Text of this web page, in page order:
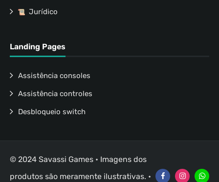
Jurídico
Landing Pages
Assistência consoles
Assistência controles
Desbloqueio switch
© 2024 Savassi Games • Imagens dos
produtos são meramente ilustrativas. •